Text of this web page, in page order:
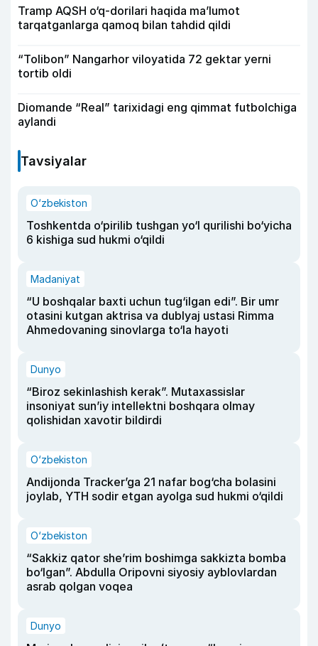
Tramp AQSH o‘q-dorilari haqida ma’lumot
tarqatganlarga qamoq bilan tahdid qildi
“Tolibon” Nangarhor viloyatida 72 gektar yerni
tortib oldi
Diomande “Real” tarixidagi eng qimmat futbolchiga
aylandi
Tavsiyalar
O‘zbekiston
Toshkentda o‘pirilib tushgan yo‘l qurilishi bo‘yicha
6 kishiga sud hukmi o‘qildi
Madaniyat
“U boshqalar baxti uchun tug‘ilgan edi”. Bir umr
otasini kutgan aktrisa va dublyaj ustasi Rimma
Ahmedovaning sinovlarga to‘la hayoti
Dunyo
“Biroz sekinlashish kerak”. Mutaxassislar
insoniyat sun’iy intellektni boshqara olmay
qolishidan xavotir bildirdi
O‘zbekiston
Andijonda Tracker’ga 21 nafar bog‘cha bolasini
joylab, YTH sodir etgan ayolga sud hukmi o‘qildi
O‘zbekiston
“Sakkiz qator she’rim boshimga sakkizta bomba
bo‘lgan”. Abdulla Oripovni siyosiy ayblovlardan
asrab qolgan voqea
Dunyo